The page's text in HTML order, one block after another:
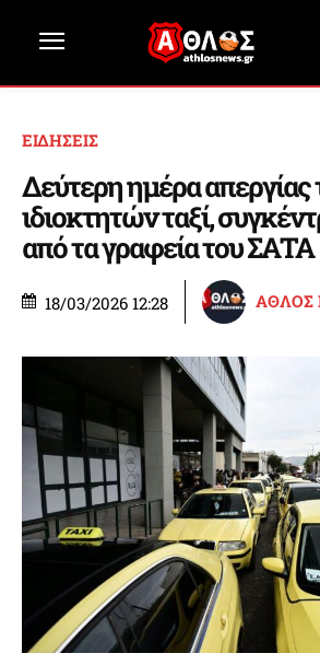
ΕΙΔΗΣΕΙΣ
Δεύτερη ημέρα
ιδιοκτητών ταξί,
από τα γραφεία του ΣΑΤΑ
18/03/2026 12:28 ΑΘΛΟΣ